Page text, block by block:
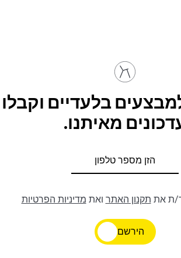
בלעדיים וקבלו
מאיתנו.
ת את תקנון האתר ואת מדיניות הפרטיות
הירשם